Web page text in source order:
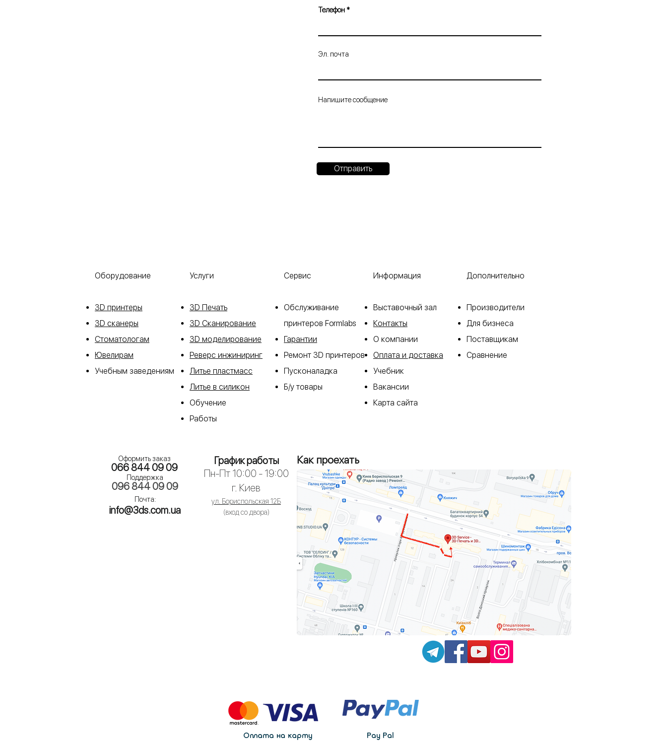
Телефон
Эл. почта
Напишите сообщение
Отправить
Оборудование
3D принтеры
3D сканеры
Стоматологам
Ювелирам
Учебным заведениям
Услуги
3D Печать
3D Сканирование
3D моделирование
Реверс инжиниринг
Литье пластмасс
Литье в силикон
Обучение
Работы
Сервис
Обслуживание
принтеров Formlabs
Гарантии
Ремонт 3D принтеров
Пусконаладка
Б/у товары
Информация
​Выставочный зал
Контакты
О компании
Оплата и доставка
Учебник
Вакансии
Карта сайта
Дополнительно
​Производители
Для бизнеса
Поставщикам
Сравнение
Оформить заказ
066 844 09 09
Поддержка
096 844 09 09​
Почта:
info@3ds.com.ua
График работы
Пн-Пт 10:00 - 19:00
г. Киев
ул. Бориспольская 12Б
(вход со двора)
Как проехать
Оплата на карту Pay Pal